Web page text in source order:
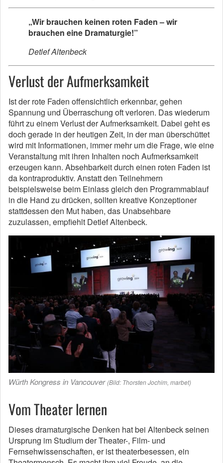
„Wir brauchen keinen roten Faden – wir
brauchen eine Dramaturgie!”
Detlef Altenbeck
Verlust der Aufmerksamkeit
Ist der rote Faden offensichtlich erkennbar, gehen
Spannung und Überraschung oft verloren. Das wiederum
führt zu einem Verlust der Aufmerksamkeit. Dabei geht es
doch gerade in der heutigen Zeit, in der man überschüttet
wird mit Informationen, immer mehr um die Frage, wie eine
Veranstaltung mit ihren Inhalten noch Aufmerksamkeit
erzeugen kann. Absehbarkeit durch einen roten Faden ist
da kontraproduktiv. Anstatt den Teilnehmern
beispielsweise beim Einlass gleich den Programmablauf
in die Hand zu drücken, sollten kreative Konzeptioner
stattdessen den Mut haben, das Unabsehbare
zuzulassen, empfiehlt Detlef Altenbeck.
Würth Kongress in Vancouver (Bild: Thorsten Jochim, marbet)
Vom Theater lernen
Dieses dramaturgische Denken hat bei Altenbeck seinen
Ursprung im Studium der Theater-, Film- und
Fernsehwissenschaften, er ist theaterbesessen, ein